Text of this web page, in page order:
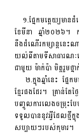
១.ផ្នែកមត្តេយ្យមាន
ខែមីនា​ ឆ្នាំ២០២៦។
នឹងដំណើរកម្សាន្តនេ
យល់ពីតាមទីសាធារណៈ
ជាមួយ ម៉ាក់ប៉ា មិត្តរួមថ្
២.ក្នុងឆ្នាំនេះ ផ្នែក
ខ្មែរផងដែរ។ គ្រាន់ត
បញ្ចូលការលេងចម្រុះបែ
ទទួលបាននូវអ្វីដែល
សប្បាយៗរបស់កុមារ។